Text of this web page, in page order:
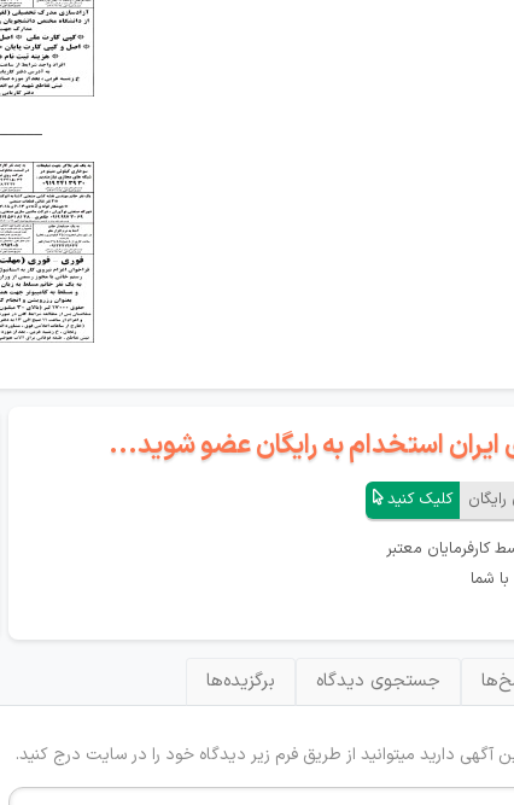
ایران استخدام به رایگان عضو شوید...
کلیک کنید
کارفرمایان معتبر
شما
جستجوی دیدگاه برگزیده‌ها
آگهی دارید میتوانید از طریق فرم زیر دیدگاه خود را در سایت درج کنید.